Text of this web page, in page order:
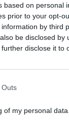
based on personal
prior to your opt-
by third
be disclosed by
disclose it to
Outs
of my personal data.
της